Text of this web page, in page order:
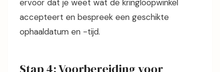
ervoor dat je weet wat de kringloopwinkel
accepteert en bespreek een geschikte
ophaaldatum en -tijd.